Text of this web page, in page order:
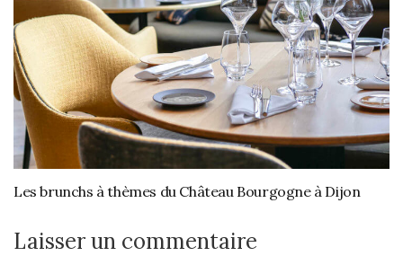
Les brunchs à thèmes du Château Bourgogne à Dijon
Laisser un commentaire